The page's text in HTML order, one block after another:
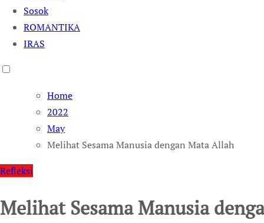
Sosok
ROMANTIKA
IRAS
Home
2022
May
Melihat Sesama Manusia dengan Mata Allah
Refleksi
Melihat Sesama Manusia